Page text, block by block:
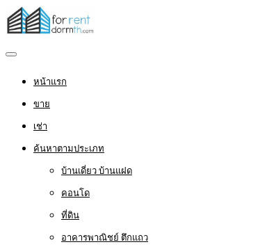
หน้าแรก
ขาย
เช่า
ค้นหาตามประเภท
บ้านเดี่ยว บ้านแฝด
คอนโด
ที่ดิน
อาคารพาณิชย์ ตึกแถว